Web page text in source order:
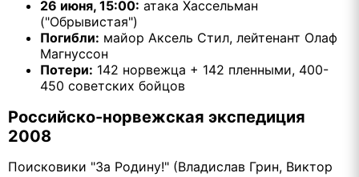
26 июня, 15:00: атака Хассельман
("Обрывистая")
Погибли: майор Аксель Стил, лейтенант Олаф
Магнуссон
Потери: 142 норвежца + 142 пленными, 400-
450 советских бойцов
Российско-норвежская экспедиция
2008
Поисковики "За Родину!" (Владислав Грин, Виктор